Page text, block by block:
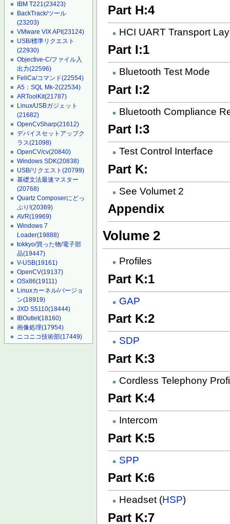
IBM T221(23423)
BackTrack/ツール
(23203)
VMware VIX API(23124)
USB/標準リクエスト
(22930)
Objective-C/ファイル入
出力(22596)
FeliCa/コマンド(22554)
A5：SQL Mk-2(22534)
ARToolKit(21787)
Linux/USBガジェット
(21682)
OpenCvSharp(21612)
デバイスセットアップク
ラス(21098)
OpenCV/cv(20840)
Windows SDK(20838)
USB/リクエスト(20799)
基礎文法最速マスター
(20768)
Quartz Composerにどっ
ぷり!(20369)
AVR(19969)
Windows 7
Loader(19888)
tokkyo/買った物/電子部
品(19447)
V-USB(19161)
OpenCV(19137)
OSx86(19111)
Linuxカーネル/バージョ
ン(18919)
JXD S5110(18444)
IBOutlet(18160)
画像処理(17954)
ニコニコ技術部(17449)
Part H:4
HCI UART Transport
Part I:1
Bluetooth Test Mode
Part I:2
Bluetooth Compliance
Part I:3
Test Control Interface
Part K:
See Volumet 2
Appendix
Volume 2
Profiles
Part K:1
GAP
Part K:2
SDP
Part K:3
Cordless Telephony
Part K:4
Intercom
Part K:5
SPP
Part K:6
Headset (HSP)
Part K:7